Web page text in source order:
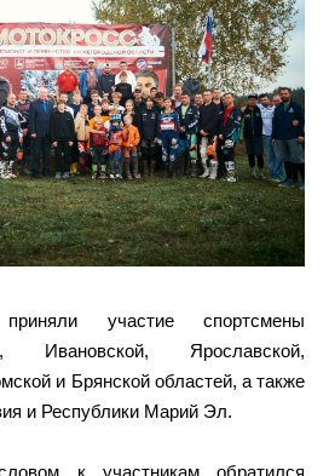
участие спортсмены
Ивановской, Ярославской,
и Брянской областей, а также
и Республики Марий Эл.